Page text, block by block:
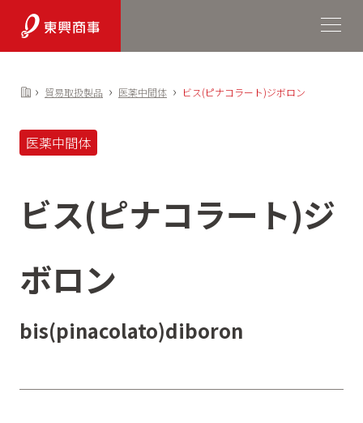
› 貿易取扱製品 › 医薬中間体 › ビス(ピナコラート)ジボロン
医薬中間体
ビス(ピナコラート)ジ
ボロン
bis(pinacolato)diboron